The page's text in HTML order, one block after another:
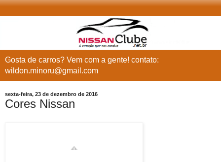
Gosta de carros? Vem com a gente! contato:
wildon.minoru@gmail.com
sexta-feira, 23 de dezembro de 2016
Cores Nissan